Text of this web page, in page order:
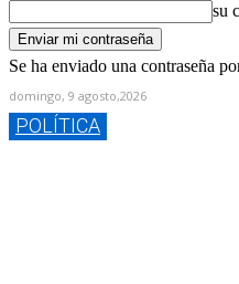
su
Se ha enviado una contraseña
domingo, 9 agosto,2026
POLÍTICA